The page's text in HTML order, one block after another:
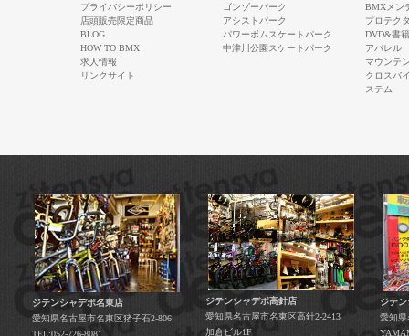
プライバシーポリシー
店頭販売限定商品
BLOG
HOW TO BMX
求人情報
リンクサイト
ゴンゾーパーク
アシストパーク
パワーボムスケートパーク
中津川公園スケートパーク
BMXメン
プロテク
DVD&書籍
アパレル
マウンテ
クロスバ
ステム
ジテンシャデポ名東店
愛知県名古屋市名東区猪子石2-806
TEL:052-726-8081
ジテンシャデポ高針店
愛知県名古屋市名東区高針2-2413
加倉ビル1F
ジテ
愛知県